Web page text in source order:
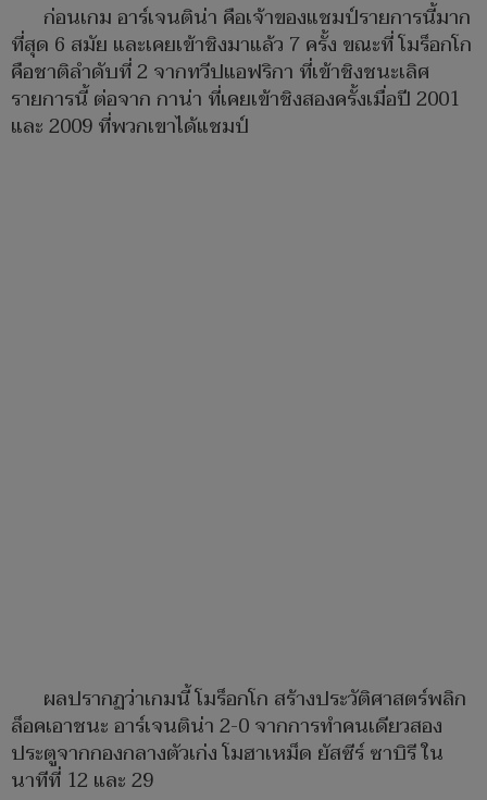
ก่อนเกม อาร์เจนติน่า คือเจ้าของแชมป์รายการนี้มาก
ที่สุด 6 สมัย และเคยเข้าชิงมาแล้ว 7 ครั้ง ขณะที่ โมร็อกโก
คือชาติลำดับที่ 2 จากทวีปแอฟริกา ที่เข้าชิงชนะเลิศ
รายการนี้ ต่อจาก กาน่า ที่เคยเข้าชิงสองครั้งเมื่อปี 2001
และ 2009 ที่พวกเขาได้แชมป์
ผลปรากฏว่าเกมนี้ โมร็อกโก สร้างประวัติศาสตร์พลิก
ล็อคเอาชนะ อาร์เจนติน่า 2-0 จากการทำคนเดียวสอง
ประตูจากกองกลางตัวเก่ง โมฮาเหม็ด ยัสซีร์ ซาบิรี ใน
นาทีที่ 12 และ 29